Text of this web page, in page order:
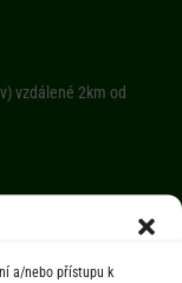
a/nebo přístupu k
vzdálené 2km od